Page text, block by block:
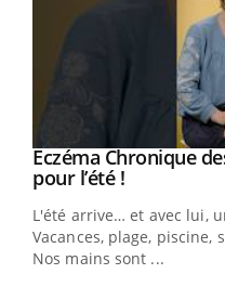
Youtube
Eczéma Chronique
pour l’été !Youtube
L'été arrive… et avec lui,
Vacances, plage,
Nos mains sont ...